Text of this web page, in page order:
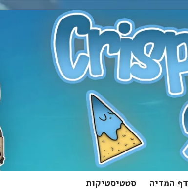
דף המדיה סטטיסטיקות